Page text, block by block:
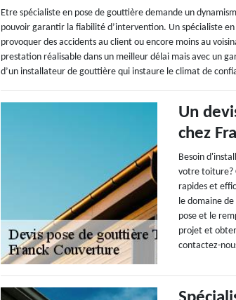
Etre spécialiste en pose de gouttière demande un
pouvoir garantir la fiabilité d’intervention. Un spécialiste
provoquer des accidents au client ou encore moins au
prestation réalisable dans un meilleur délai mais avec un
d’un installateur de gouttière qui instaure le climat de
Un
chez
Besoin
votre toiture?
rapides et
le domaine
pose et le
projet et
contactez-